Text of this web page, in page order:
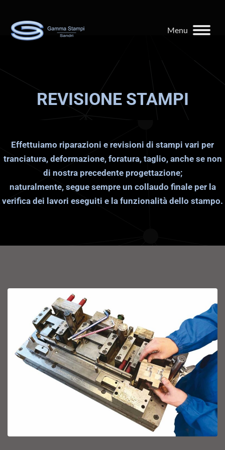
Menu
REVISIONE STAMPI
Effettuiamo riparazioni e revisioni di stampi vari per
tranciatura, deformazione, foratura, taglio, anche se non
di nostra precedente progettazione;
naturalmente, segue sempre un collaudo finale per la
verifica dei lavori eseguiti e la funzionalità dello stampo.